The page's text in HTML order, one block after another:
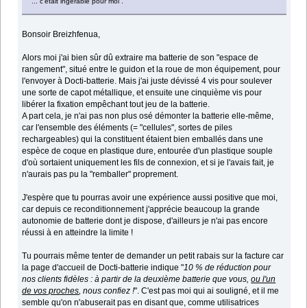
Bonsoir Breizhfenua,
Alors moi j'ai bien sûr dû extraire ma batterie de son "espace de
rangement", situé entre le guidon et la roue de mon équipement, pour
l'envoyer à Docti-batterie. Mais j'ai juste dévissé 4 vis pour soulever
une sorte de capot métallique, et ensuite une cinquième vis pour
libérer la fixation empêchant tout jeu de la batterie.
A part cela, je n'ai pas non plus osé démonter la batterie elle-même,
car l'ensemble des éléments (= "cellules", sortes de piles
rechargeables) qui la constituent étaient bien emballés dans une
espèce de coque en plastique dure, entourée d'un plastique souple
d'où sortaient uniquement les fils de connexion, et si je l'avais fait, je
n'aurais pas pu la "remballer" proprement.
J'espère que tu pourras avoir une expérience aussi positive que moi,
car depuis ce reconditionnement j'apprécie beaucoup la grande
autonomie de batterie dont je dispose, d'ailleurs je n'ai pas encore
réussi à en atteindre la limite !
Tu pourrais même tenter de demander un petit rabais sur la facture car
la page d'accueil de Docti-batterie indique "10 % de réduction pour
nos clients fidèles : à partir de la deuxième batterie que vous,ou l'un
de vos proches, nous confiez !". C'est pas moi qui ai souligné, et il me
semble qu'on n'abuserait pas en disant que, comme utilisatrices